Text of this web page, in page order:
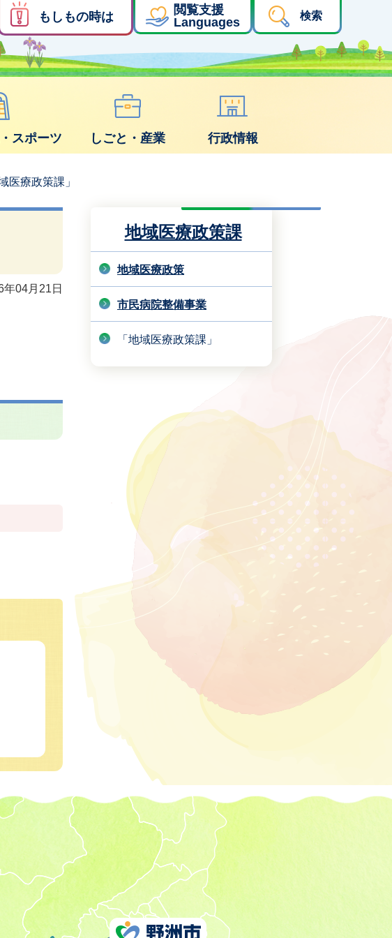
もしもの時は
閲覧支援
Languages
検索
スポーツ しごと・産業 行政情報
医療政策課」
04月21日
地域医療政策課
地域医療政策
市民病院整備事業
「地域医療政策課」